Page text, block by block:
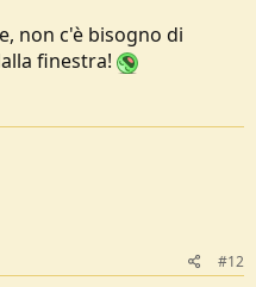
non c'è bisogno di
finestra!
#12